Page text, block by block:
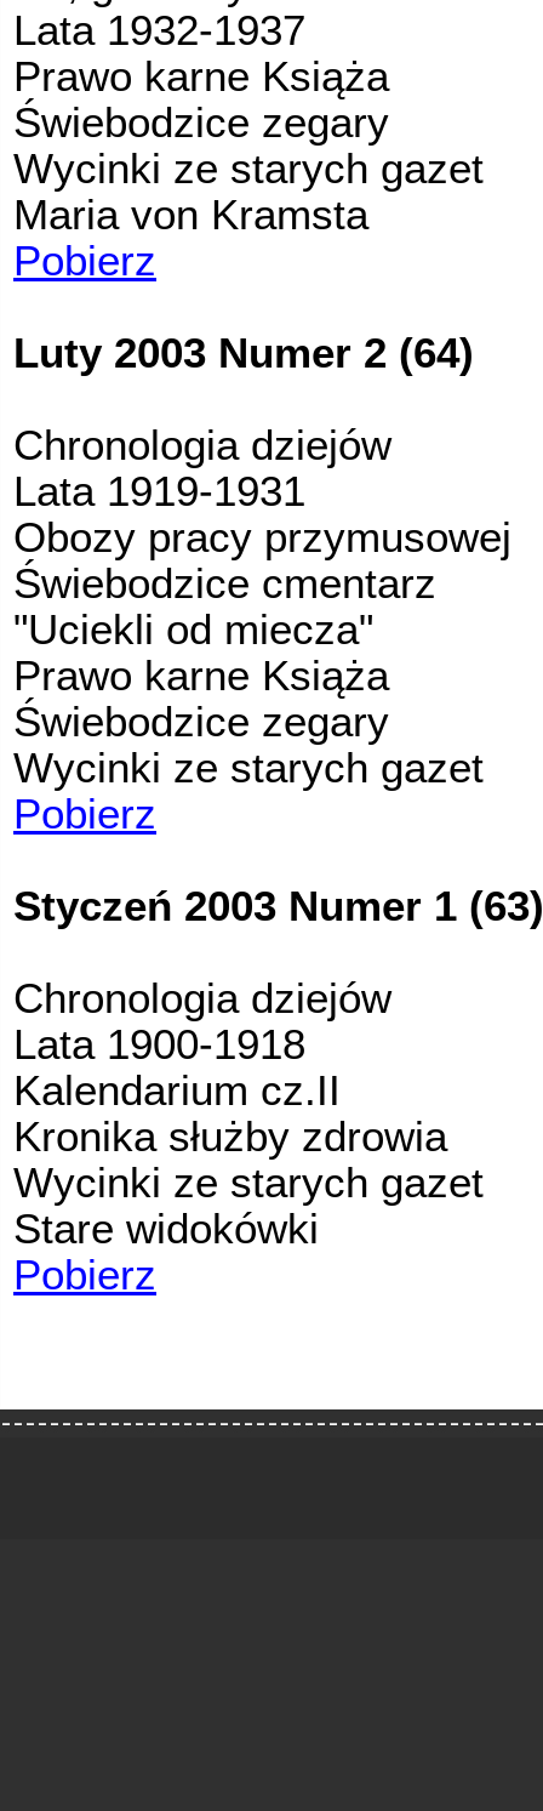
Lata 1932-1937
Prawo karne Książa
Świebodzice zegary
Wycinki ze starych gazet
Maria von Kramsta
Pobierz
Luty 2003 Numer 2 (64)
Chronologia dziejów
Lata 1919-1931
Obozy pracy przymusowej
Świebodzice cmentarz
"Uciekli od miecza"
Prawo karne Książa
Świebodzice zegary
Wycinki ze starych gazet
Pobierz
Styczeń 2003 Numer 1 (63)
Chronologia dziejów
Lata 1900-1918
Kalendarium cz.II
Kronika służby zdrowia
Wycinki ze starych gazet
Stare widokówki
Pobierz